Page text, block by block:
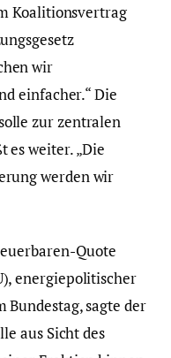
Koalitionsvertrag
wir
einfacher.“ Die
zur zentralen
es weiter. „Die
werden wir
Quote
energiepolitischer
sagte der
aus Sicht des